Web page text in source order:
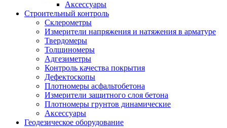
Аксессуары
Строительный контроль
Склерометры
Измерители напряжения и натяжения в арматуре
Твердомеры
Толщиномеры
Адгезиметры
Контроль качества покрытия
Дефектоскопы
Плотномеры асфальтобетона
Измерители защитного слоя бетона
Плотномеры грунтов динамические
Аксессуары
Геодезическое оборудование